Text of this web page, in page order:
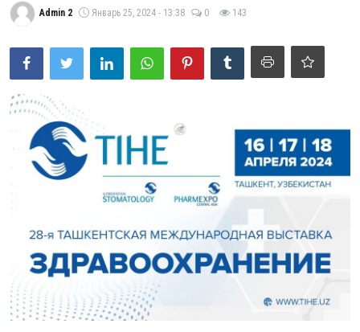
Лента
Стратегический план развития
ГНМБ
Цифровые коллекции
История здравоохранения Узбекистана
Периодические издания
Фотогалерея
Медики Узбекистана
ВАК
Admin 2 Январь 25, 2024 - 13:38 0 143